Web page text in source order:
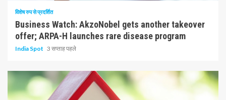
विशेष रुप से प्रदर्शित
Business Watch: AkzoNobel gets another takeover
offer; ARPA-H launches rare disease program
India Spot 3 सप्ताह पहले